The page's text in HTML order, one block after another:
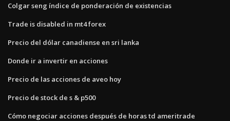
Colgar seng índice de ponderación de existencias
Trade is disabled in mt4 forex
Precio del dólar canadiense en sri lanka
Donde ir a invertir en acciones
Precio de las acciones de aveo hoy
Precio de stock de s & p500
Cómo negociar acciones después de horas td ameritrade